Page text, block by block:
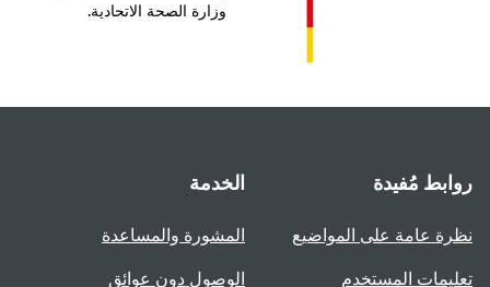
وزارة الصحة الاتحادية.
مُفيدة
عامة على المواضيع
المستخدم
الخدمة
المشورة والمساعدة
الوصول دون عوائق